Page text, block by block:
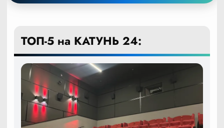
ТОП-5 на КАТУНЬ 24: